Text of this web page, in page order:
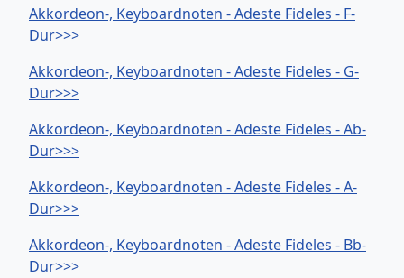
Akkordeon-, Keyboardnoten - Adeste Fideles - F-
Dur>>>
Akkordeon-, Keyboardnoten - Adeste Fideles - G-
Dur>>>
Akkordeon-, Keyboardnoten - Adeste Fideles - Ab-
Dur>>>
Akkordeon-, Keyboardnoten - Adeste Fideles - A-
Dur>>>
Akkordeon-, Keyboardnoten - Adeste Fideles - Bb-
Dur>>>